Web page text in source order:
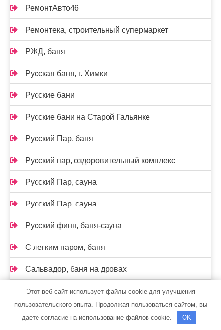
РемонтАвто46
Ремонтека, строительный супермаркет
РЖД, баня
Русская баня, г. Химки
Русские бани
Русские бани на Старой Гальянке
Русский Пар, баня
Русский пар, оздоровительный комплекс
Русский Пар, сауна
Русский Пар, сауна
Русский финн, баня-сауна
С легким паром, баня
Сальвадор, баня на дровах
Салют, сауна
Этот веб-сайт использует файлы cookie для улучшения
пользовательского опыта. Продолжая пользоваться сайтом, вы
даете согласие на использование файлов cookie.
OK